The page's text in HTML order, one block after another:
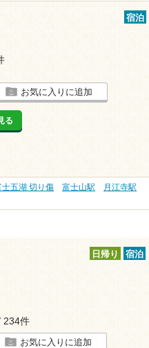
宿泊
お気に入りに追加
る
士五湖 切り傷 富士山駅
月江寺駅
日帰り 宿泊
234件
お気に入りに追加